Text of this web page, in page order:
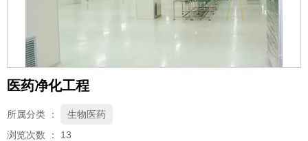
医药净化工程
所属分类 ：
生物医药
浏览次数 ： 13